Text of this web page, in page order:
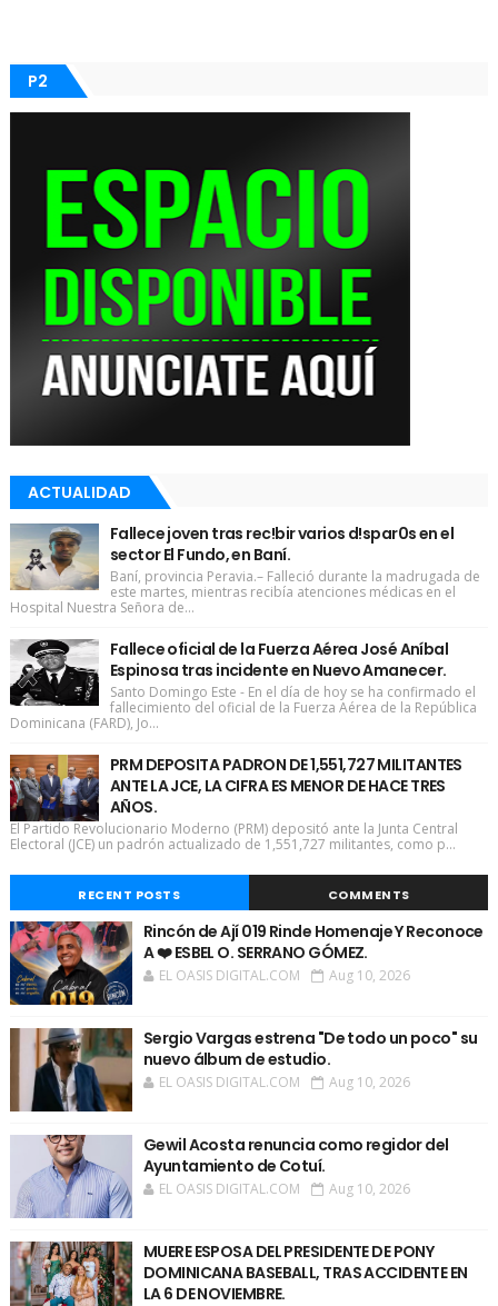
P2
ACTUALIDAD
Fallece joven tras rec!bir varios d!spar0s en el
sector El Fundo, en Baní.
Baní, provincia Peravia.– Falleció durante la madrugada de
este martes, mientras recibía atenciones médicas en el
Hospital Nuestra Señora de...
Fallece oficial de la Fuerza Aérea José Aníbal
Espinosa tras incidente en Nuevo Amanecer.
Santo Domingo Este - En el día de hoy se ha confirmado el
fallecimiento del oficial de la Fuerza Aérea de la República
Dominicana (FARD), Jo...
PRM DEPOSITA PADRON DE 1,551,727 MILITANTES
ANTE LA JCE, LA CIFRA ES MENOR DE HACE TRES
AÑOS.
El Partido Revolucionario Moderno (PRM) depositó ante la Junta Central
Electoral (JCE) un padrón actualizado de 1,551,727 militantes, como p...
RECENT POSTS COMMENTS
Rincón de Ají 019 Rinde Homenaje Y Reconoce
A ❤️ ESBEL O. SERRANO GÓMEZ.
EL OASIS DIGITAL.COM Aug 10, 2026
Sergio Vargas estrena "De todo un poco" su
nuevo álbum de estudio.
EL OASIS DIGITAL.COM Aug 10, 2026
Gewil Acosta renuncia como regidor del
Ayuntamiento de Cotuí.
EL OASIS DIGITAL.COM Aug 10, 2026
MUERE ESPOSA DEL PRESIDENTE DE PONY
DOMINICANA BASEBALL, TRAS ACCIDENTE EN
LA 6 DE NOVIEMBRE.